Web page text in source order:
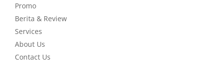
Promo
Berita & Review
Services
About Us
Contact Us